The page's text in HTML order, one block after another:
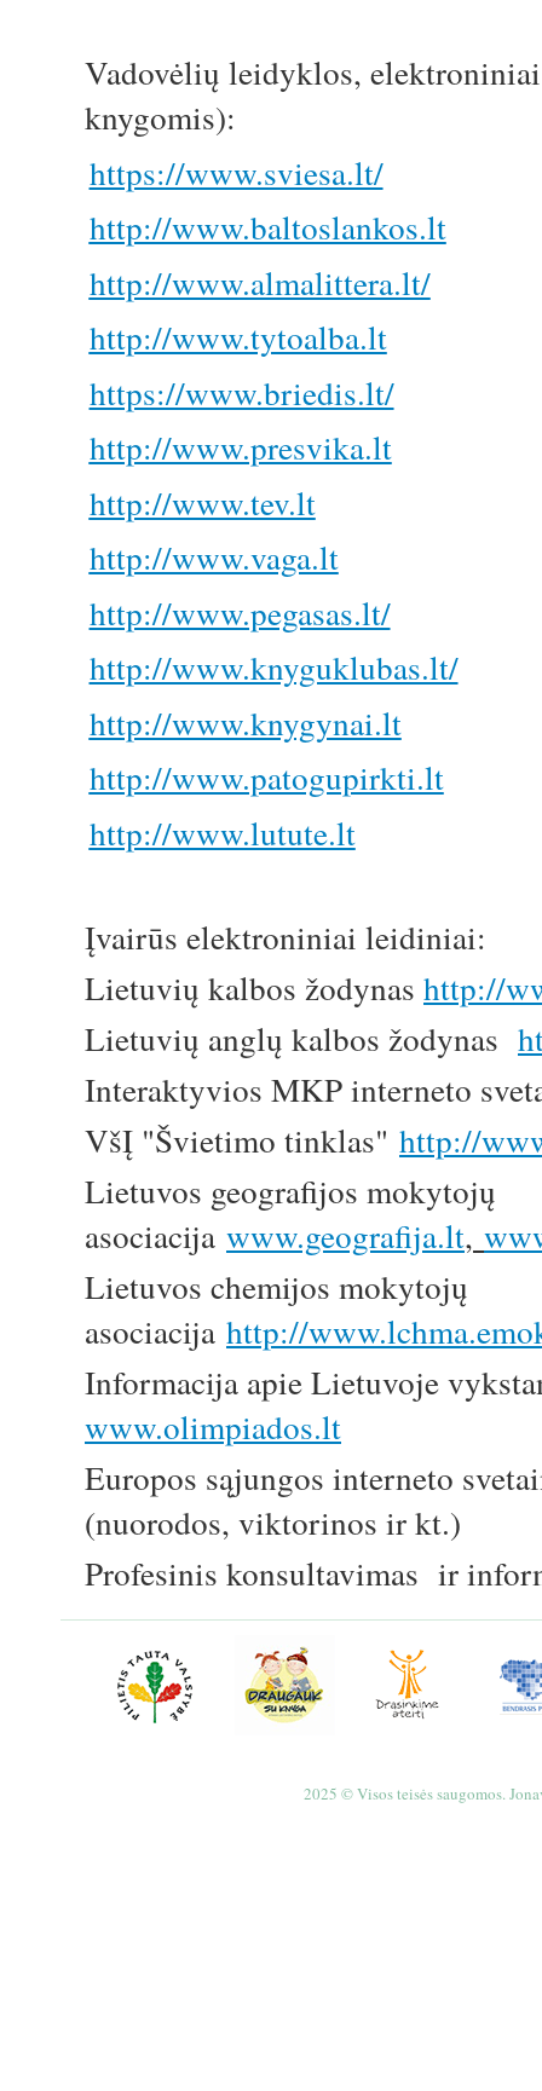
Vadovėlių leidyklos,
knygomis):
https://www.sviesa.lt/
http://www.baltoslankos.lt
http://www.almalittera.lt/
http://www.tytoalba.lt
https://www.briedis.lt/
http://www.presvika.lt
http://www.tev.lt
http://www.vaga.lt
http://www.pegasas.lt/
http://www.knyguklubas.lt/
http://www.knygynai.lt
http://www.patogupirkti.lt
http://www.lutute.lt
Įvairūs elektroniniai leidiniai:
Lietuvių kalbos žodynas http://
Lietuvių anglų kalbos žodynas
Interaktyvios MKP interneto
VšĮ "Švietimo tinklas" http://
Lietuvos geografijos mokytojų
asociacija www.geografija.lt,
Lietuvos chemijos mokytojų
asociacija http://
Informacija apie Lietuvoje
www.olimpiados.lt
Europos sąjungos interneto
(nuorodos, viktorinos ir kt.)
Profesinis konsultavimas ir
2025 © Visos teisės saugomos.